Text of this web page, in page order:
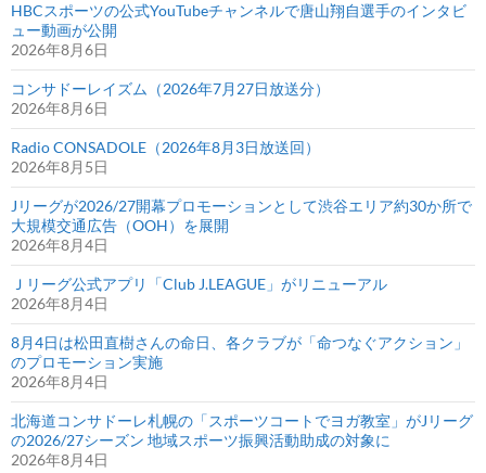
HBCスポーツの公式YouTubeチャンネルで唐山翔自選手のインタビ
ュー動画が公開
2026年8月6日
コンサドーレイズム（2026年7月27日放送分）
2026年8月6日
Radio CONSADOLE（2026年8月3日放送回）
2026年8月5日
Jリーグが2026/27開幕プロモーションとして渋谷エリア約30か所で
大規模交通広告（OOH）を展開
2026年8月4日
Ｊリーグ公式アプリ「Club J.LEAGUE」がリニューアル
2026年8月4日
8月4日は松田直樹さんの命日、各クラブが「命つなぐアクション」
のプロモーション実施
2026年8月4日
北海道コンサドーレ札幌の「スポーツコートでヨガ教室」がJリーグ
の2026/27シーズン 地域スポーツ振興活動助成の対象に
2026年8月4日